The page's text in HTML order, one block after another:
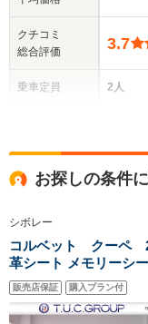
クチコミ
総合評価
乗車定員
サイズ
3.7
2人
お探しの条件
シボレー
コルベット クーペ 2
革シート メモリーシ
ー 6速AT&パドルシフ
ッシュスタート 純正
イドCTRL
販売店保証 購入プラン付